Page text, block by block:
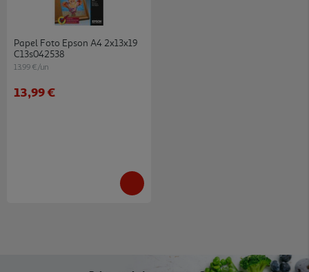
Papel Foto Epson A4 2x13x19
C13s042538
13.99 €/un
13,99 €